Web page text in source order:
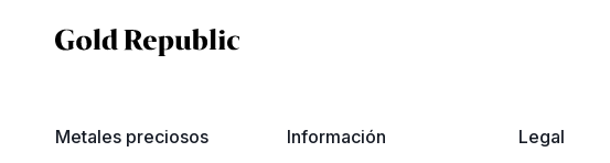
Metales preciosos Información Legal